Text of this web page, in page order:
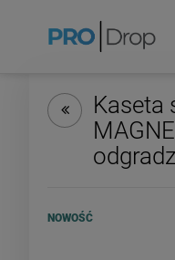
Kaseta
NOWOŚĆ